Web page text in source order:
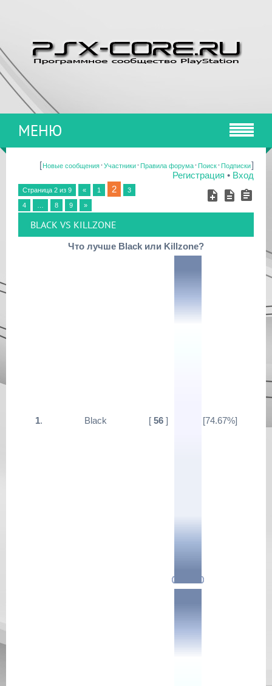
МЕНЮ
[Новые сообщения·Участники·Правила форума·Поиск·Подписки]
Регистрация • Вход
Страница 2 из 9 « 1 2 3
4 8 9 »
BLACK VS KILLZONE
Что лучше Black или Killzone?
1. Black [ 56] [74.67%]